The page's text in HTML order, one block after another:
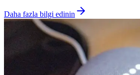
Daha fazla bilgi edinin